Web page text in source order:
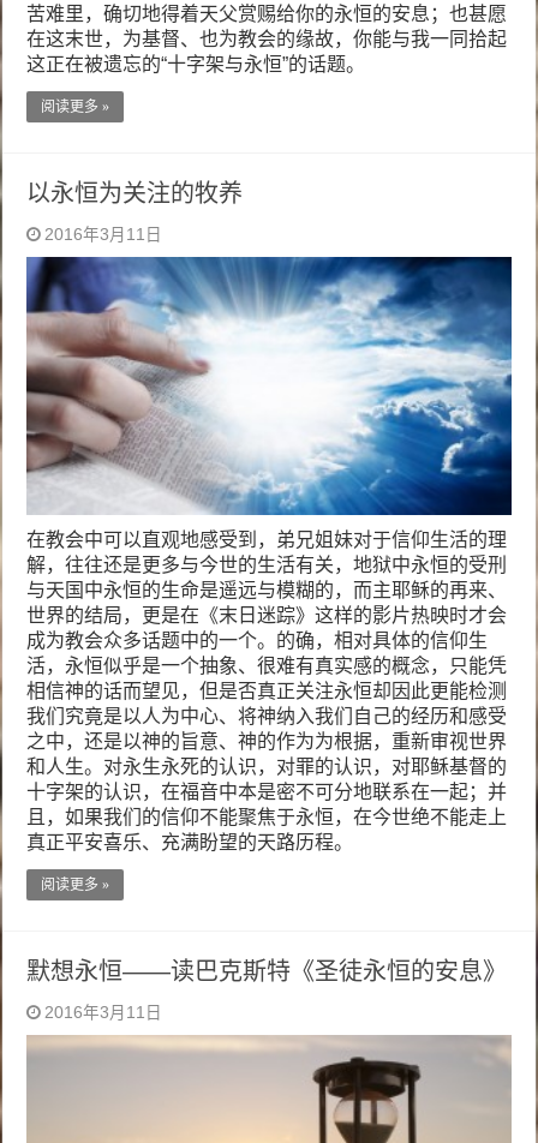
苦难里，确切地得着天父赏赐给你的永恒的安息；也甚愿
在这末世，为基督、也为教会的缘故，你能与我一同拾起
这正在被遗忘的“十字架与永恒”的话题。
阅读更多 »
以永恒为关注的牧养
2016年3月11日
在教会中可以直观地感受到，弟兄姐妹对于信仰生活的理
解，往往还是更多与今世的生活有关，地狱中永恒的受刑
与天国中永恒的生命是遥远与模糊的，而主耶稣的再来、
世界的结局，更是在《末日迷踪》这样的影片热映时才会
成为教会众多话题中的一个。的确，相对具体的信仰生
活，永恒似乎是一个抽象、很难有真实感的概念，只能凭
相信神的话而望见，但是否真正关注永恒却因此更能检测
我们究竟是以人为中心、将神纳入我们自己的经历和感受
之中，还是以神的旨意、神的作为为根据，重新审视世界
和人生。对永生永死的认识，对罪的认识，对耶稣基督的
十字架的认识，在福音中本是密不可分地联系在一起；并
且，如果我们的信仰不能聚焦于永恒，在今世绝不能走上
真正平安喜乐、充满盼望的天路历程。
阅读更多 »
默想永恒——读巴克斯特《圣徒永恒的安息》
2016年3月11日